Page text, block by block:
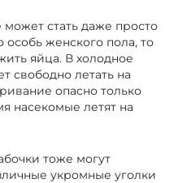
стать даже просто
особь женского пола, то
яйца. В холодное
свободно летать на
опасно только
насекомые летят на
тоже могут
укромные уголки